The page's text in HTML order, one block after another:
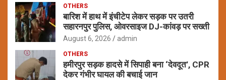
OTHERS
बारिश में हाथ में इंचीटेप लेकर सड़क पर उतरी
सहारनपुर पुलिस, ओवरसाइज DJ-कांवड़ पर सख्ती
August 6, 2026 admin
OTHERS
हमीरपुर सड़क हादसे में सिपाही बना ‘देवदूत’, CPR
देकर गंभीर घायल की बचाई जान